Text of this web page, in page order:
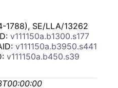
1788), SE/LLA/13262
v111150a.b1300.s177
v111150a.b3950.s441
v111150a.b450.s39